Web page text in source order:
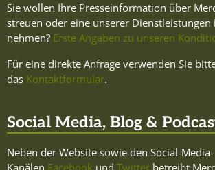
Sie wollen Ihre Presseinformation über
streuen oder eine unserer Dienstleistungen
nehmen? Erste Angaben zu unseren
Für eine direkte Anfrage verwenden Sie
das Kontaktformular.
Social Media, Blog &
Neben der Website sowie den Social-Media-
Kanälen Facebook und Twitter betreibt